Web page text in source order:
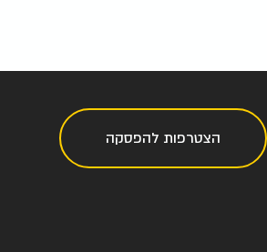
הצטרפות להפסקה